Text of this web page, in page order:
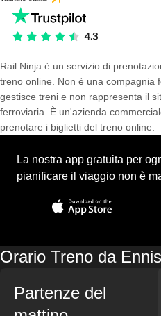
Rail Ninja è un servizio di
treno online. Non è una compagnia
gestisce treni e non rappresenta il
ferroviaria. È un'azienda
prenotare i biglietti del treno online.
La nostra app gratuita per
pianificare il viaggio non è
Orario Treno da
Partenze del